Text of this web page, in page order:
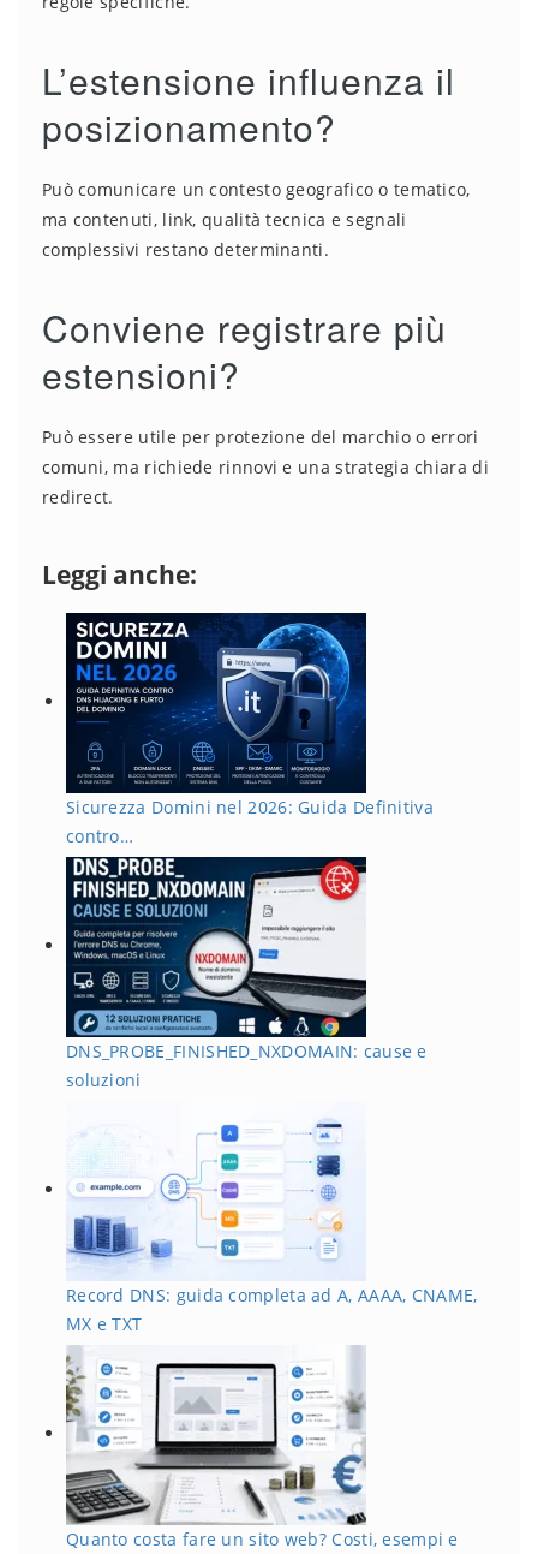
L’estensione influenza il
posizionamento?
Può comunicare un contesto geografico o tematico,
ma contenuti, link, qualità tecnica e segnali
complessivi restano determinanti.
Conviene registrare più
estensioni?
Può essere utile per protezione del marchio o errori
comuni, ma richiede rinnovi e una strategia chiara di
redirect.
Leggi anche:
Sicurezza Domini nel 2026: Guida Definitiva
contro…
DNS_PROBE_FINISHED_NXDOMAIN: cause e
soluzioni
Record DNS: guida completa ad A, AAAA, CNAME,
MX e TXT
Quanto costa fare un sito web? Costi, esempi e